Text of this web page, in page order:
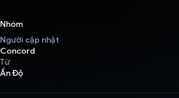
Nhóm
Người cập nhật
Concord
Từ
Ấn Độ